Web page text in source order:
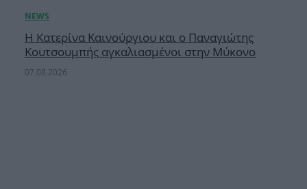
Η Κατερίνα Καινούργιου και ο Παναγιώτης
Κουτσουμπής αγκαλιασμένοι στην Μύκονο
07.08.2026